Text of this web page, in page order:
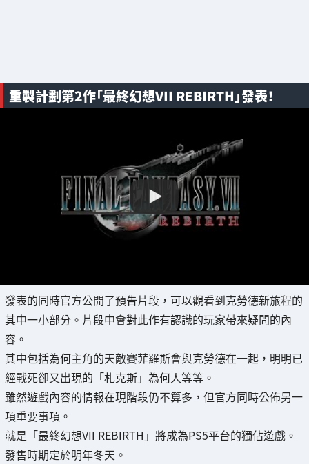
重製計劃第2作「最終幻想VII REBIRTH」發表！
發表的同時官方公開了預告片段，可以觀看到克勞德新旅程的
其中一小部分。片段中會對此作有認識的玩家帶來疑問的內
容。
其中包括為何主角的天敵賽菲羅斯會與克勞德在一起，明明已
經戰死卻又出現的「札克斯」為何人等等。
雖然遊戲內容的情報在現階段仍不算多，但官方同時公佈另一
項重要事項。
就是「最終幻想VII REBIRTH」將成為PS5平台的獨佔遊戲。
發售時期定於明年冬天。